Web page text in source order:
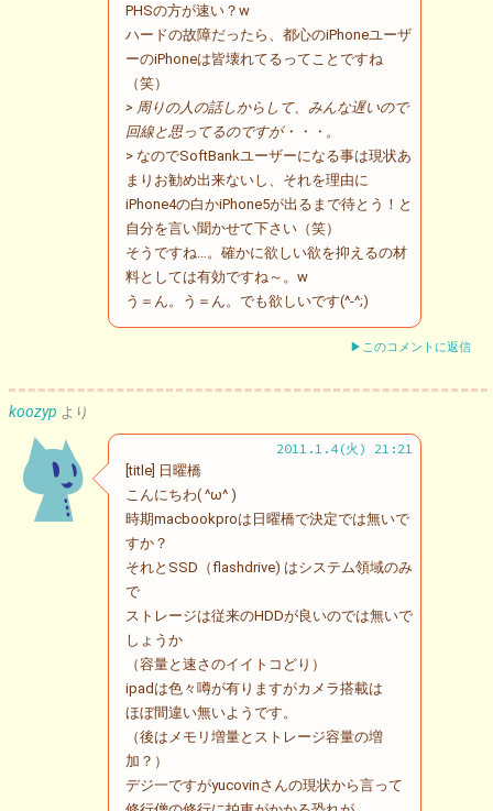
PHSの方が速い？w
ハードの故障だったら、都心のiPhoneユーザ
ーのiPhoneは皆壊れてるってことですね
（笑）
> 周りの人の話しからして、みんな遅いので
回線と思ってるのですが・・・。
> なのでSoftBankユーザーになる事は現状あ
まりお勧め出来ないし、それを理由に
iPhone4の白かiPhone5が出るまで待とう！と
自分を言い聞かせて下さい（笑）
そうですね…。確かに欲しい欲を抑えるの材
料としては有効ですね～。w
う＝ん。う＝ん。でも欲しいです(^-^;)
▶このコメントに返信
koozyp より
2011.1.4(火) 21:21
[title] 日曜橋
こんにちわ( ^ω^ )
時期macbookproは日曜橋で決定では無いで
すか？
それとSSD（flashdrive) はシステム領域のみ
で
ストレージは従来のHDDが良いのでは無いで
しょうか
（容量と速さのイイトコどり）
ipadは色々噂が有りますがカメラ搭載は
ほぼ間違い無いようです。
（後はメモリ増量とストレージ容量の増
加？）
デジ一ですがyucovinさんの現状から言って